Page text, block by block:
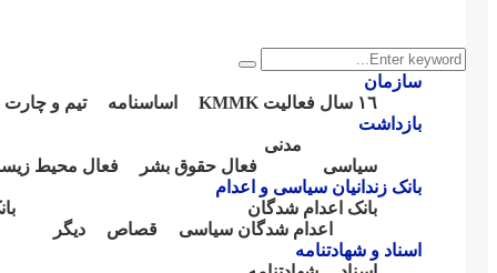
Search
for:
Search
سازمان
١٦ سال فعالیت KMMK
اساسنامە تیم و
بازداشت
سیاسی
مدنی
فعال حقوق بشر
فعال محیط
بانک زندانیان سیاسی و اعدام
بانک اعدام شدگان
اعدام شدگان سیاسی
قصاص دیگر
اسناد و شهادتنامە